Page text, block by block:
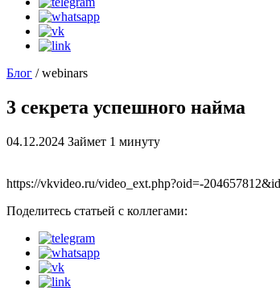
Блог / webinars
3 секрета успешного найма
04.12.2024 Займет 1 минуту
https://vkvideo.ru/video_ext.php?oid=-
Поделитесь статьей с коллегами: